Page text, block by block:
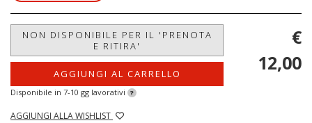
NON DISPONIBILE PER IL 'PRENOTA
E RITIRA'
AGGIUNGI AL CARRELLO
Disponibile in 7-10 gg lavorativi ?
AGGIUNGI ALLA WISHLIST
€
12,00